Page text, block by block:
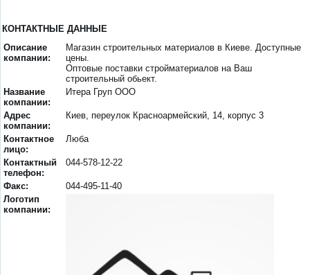
КОНТАКТНЫЕ ДАННЫЕ
Описание
компании:
Магазин строительных материалов в Киеве. Доступные
цены.
Оптовые поставки стройматериалов на Ваш
строительный обьект.
Название
компании:
Итера Груп ООО
Адрес
компании:
Киев, переулок Красноармейский, 14, корпус 3
Контактное
лицо:
Люба
Контактный
телефон:
044-578-12-22
Факс:
044-495-11-40
Логотип
компании: